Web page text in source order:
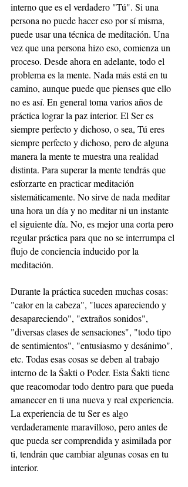
interno que es el verdadero "Tú". Si una
persona no puede hacer eso por sí misma,
puede usar una técnica de meditación. Una
vez que una persona hizo eso, comienza un
proceso. Desde ahora en adelante, todo el
problema es la mente. Nada más está en tu
camino, aunque puede que pienses que ello
no es así. En general toma varios años de
práctica lograr la paz interior. El Ser es
siempre perfecto y dichoso, o sea, Tú eres
siempre perfecto y dichoso, pero de alguna
manera la mente te muestra una realidad
distinta. Para superar la mente tendrás que
esforzarte en practicar meditación
sistemáticamente. No sirve de nada meditar
una hora un día y no meditar ni un instante
el siguiente día. No, es mejor una corta pero
regular práctica para que no se interrumpa el
flujo de conciencia inducido por la
meditación.
Durante la práctica suceden muchas cosas:
"calor en la cabeza", "luces apareciendo y
desapareciendo", "extraños sonidos",
"diversas clases de sensaciones", "todo tipo
de sentimientos", "entusiasmo y desánimo",
etc. Todas esas cosas se deben al trabajo
interno de la Śakti o Poder. Esta Śakti tiene
que reacomodar todo dentro para que pueda
amanecer en ti una nueva y real experiencia.
La experiencia de tu Ser es algo
verdaderamente maravilloso, pero antes de
que pueda ser comprendida y asimilada por
ti, tendrán que cambiar algunas cosas en tu
interior.